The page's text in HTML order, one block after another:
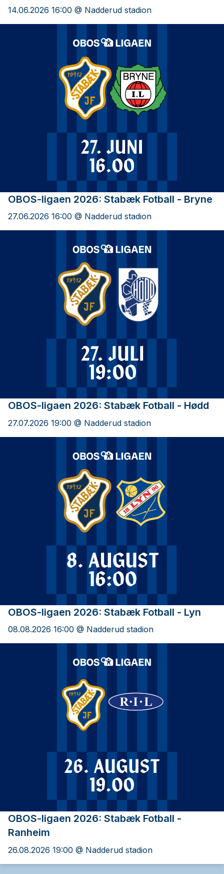
14.06.2026 16:00 @ Nadderud stadion
OBOS-ligaen 2026: Stabæk Fotball - Bryne
27.06.2026 16:00 @ Nadderud stadion
OBOS-ligaen 2026: Stabæk Fotball - Hødd
27.07.2026 19:00 @ Nadderud stadion
OBOS-ligaen 2026: Stabæk Fotball - Lyn
08.08.2026 16:00 @ Nadderud stadion
OBOS-ligaen 2026: Stabæk Fotball -
Ranheim
26.08.2026 19:00 @ Nadderud stadion